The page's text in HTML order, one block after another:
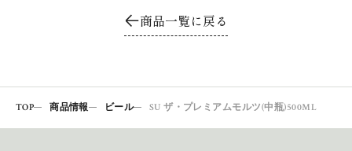
商品一覧に戻る
TOP 商品情報 ビール SU ザ・プレミアムモルツ(中瓶)500ML